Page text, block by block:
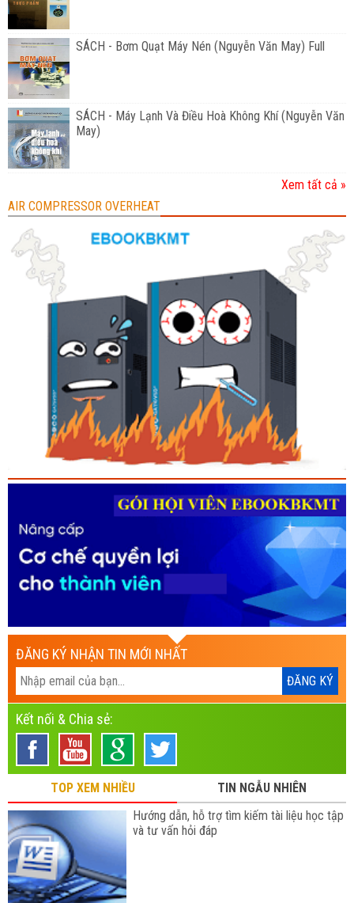
SÁCH - Bơm Quạt Máy Nén (Nguyễn Văn May) Full
SÁCH - Máy Lạnh Và Điều Hoà Không Khí (Nguyễn Văn
May)
Xem tất cả »
AIR COMPRESSOR OVERHEAT
ĐĂNG KÝ NHẬN TIN MỚI NHẤT
Kết nối & Chia sẻ:
TOP XEM NHIỀU
TIN NGẪU NHIÊN
Hướng dẫn, hỗ trợ tìm kiếm tài liệu học tập
và tư vấn hỏi đáp